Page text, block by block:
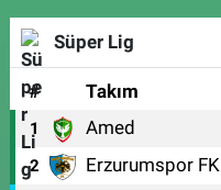
Süper Lig
# Takım
1 Amed
2 Erzurumspor FK